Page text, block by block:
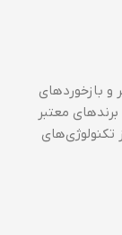
و بازخوردهای
معتبر
تکنولوژی‌های